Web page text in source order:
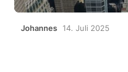
Johannes 14. Juli 2025